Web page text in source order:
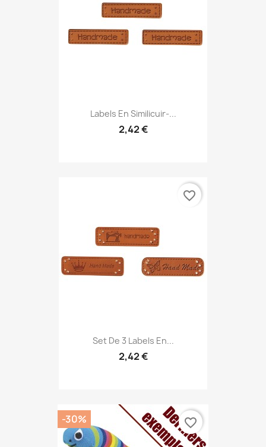
Labels En Similicuir-...
2,42 €
Set De 3 Labels En...
2,42 €
favorite_border
-30% favorite_border